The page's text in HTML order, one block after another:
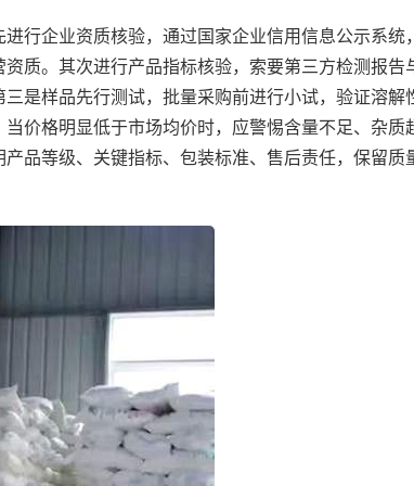
行企业资质核验，通过国家企业信用信息公示系统，
质。其次进行产品指标核验，索要第三方检测报告
是样品先行测试，批量采购前进行小试，验证溶解
价格明显低于市场均价时，应警惕含量不足、杂质
品等级、关键指标、包装标准、售后责任，保留质